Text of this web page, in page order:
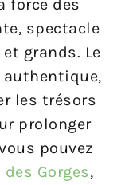
force des
spectacle
grands. Le
les trésors
prolonger
pouvez
des Gorges,